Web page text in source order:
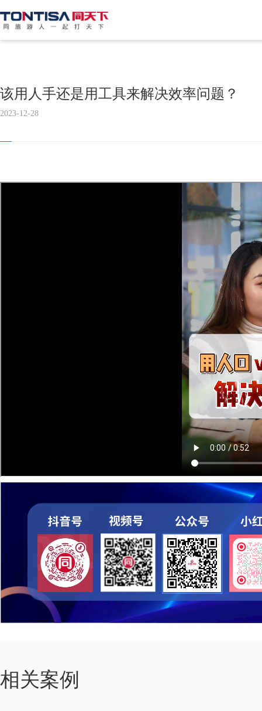
该用人手还是用工具来解决效率问题？
2023-12-28
相关案例
10-18
2024